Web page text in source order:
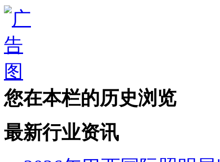
您在本栏的历史浏览
最新行业资讯